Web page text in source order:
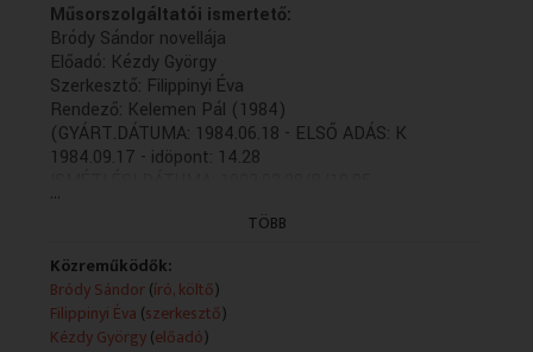
Műsorszolgáltatói ismertető:
Bródy Sándor novellája
Előadó: Kézdy György
Szerkesztő: Filippinyi Éva
Rendező: Kelemen Pál (1984)
(GYÁRT.DÁTUMA: 1984.06.18 - ELSŐ ADÁS: K
1984.09.17 - idöpont: 14.28
2001.01.09/B/20.38; 2005.07.28/B/17.15)
...
TÖBB
Közreműködők:
Bródy Sándor(író, költő)
Filippinyi Éva (szerkesztő)
Kézdy György(előadó)